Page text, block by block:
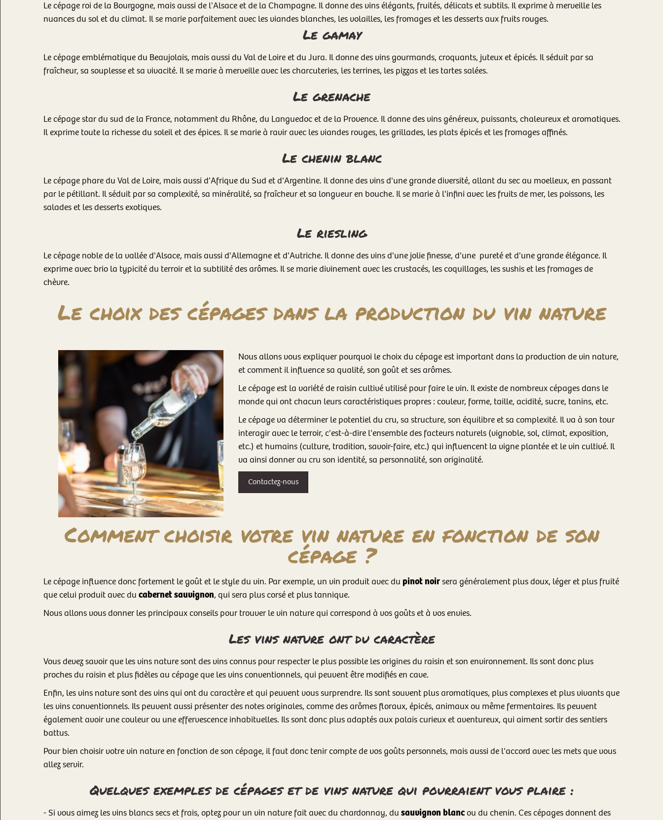
Le cépage roi de la Bourgogne, mais aussi de l'Alsace et de la Champagne. Il donne des vins élégants, fruités, délicats et subtils. Il exprime à merveille les
nuances du sol et du climat. Il se marie parfaitement avec les viandes blanches, les volailles, les fromages et les desserts aux fruits rouges.
Le gamay
Le cépage emblématique du Beaujolais, mais aussi du Val de Loire et du Jura. Il donne des vins gourmands, croquants, juteux et épicés. Il séduit par sa
fraîcheur, sa souplesse et sa vivacité. Il se marie à merveille avec les charcuteries, les terrines, les pizzas et les tartes salées.
Le grenache
Le cépage star du sud de la France, notamment du Rhône, du Languedoc et de la Provence. Il donne des vins généreux, puissants, chaleureux et aromatiques.
Il exprime toute la richesse du soleil et des épices. Il se marie à ravir avec les viandes rouges, les grillades, les plats épicés et les fromages affinés.
Le chenin blanc
Le cépage phare du Val de Loire, mais aussi d'Afrique du Sud et d'Argentine. Il donne des vins d'une grande diversité, allant du sec au moelleux, en passant
par le pétillant. Il séduit par sa complexité, sa minéralité, sa fraîcheur et sa longueur en bouche. Il se marie à l'infini avec les fruits de mer, les poissons, les
salades et les desserts exotiques.
Le riesling
Le cépage noble de la vallée d'Alsace, mais aussi d'Allemagne et d'Autriche. Il donne des vins d'une jolie finesse, d'une pureté et d'une grande élégance. Il
exprime avec brio la typicité du terroir et la subtilité des arômes. Il se marie divinement avec les crustacés, les coquillages, les sushis et les fromages de
chèvre.
Le choix des cépages dans la production du vin nature
Nous allons vous expliquer pourquoi le choix du cépage est important dans la production de vin nature,
et comment il influence sa qualité, son goût et ses arômes.
Le cépage est la variété de raisin cultivé utilisé pour faire le vin. Il existe de nombreux cépages dans le
monde qui ont chacun leurs caractéristiques propres : couleur, forme, taille, acidité, sucre, tanins, etc.
Le cépage va déterminer le potentiel du cru, sa structure, son équilibre et sa complexité. Il va à son tour
interagir avec le terroir, c'est-à-dire l'ensemble des facteurs naturels (vignoble, sol, climat, exposition,
etc.) et humains (culture, tradition, savoir-faire, etc.) qui influencent la vigne plantée et le vin cultivé. Il
va ainsi donner au cru son identité, sa personnalité, son originalité.
Contactez-nous
Comment choisir votre vin nature en fonction de son
cépage ?
Le cépage influence donc fortement le goût et le style du vin. Par exemple, un vin produit avec du pinot noirsera généralement plus doux, léger et plus fruité
que celui produit avec du cabernet sauvignon, qui sera plus corsé et plus tannique.
Nous allons vous donner les principaux conseils pour trouver le vin nature qui correspond à vos goûts et à vos envies.
Les vins nature ont du caractère
Vous devez savoir que les vins nature sont des vins connus pour respecter le plus possible les origines du raisin et son environnement. Ils sont donc plus
proches du raisin et plus fidèles au cépage que les vins conventionnels, qui peuvent être modifiés en cave.
Enfin, les vins nature sont des vins qui ont du caractère et qui peuvent vous surprendre. Ils sont souvent plus aromatiques, plus complexes et plus vivants que
les vins conventionnels. Ils peuvent aussi présenter des notes originales, comme des arômes floraux, épicés, animaux ou même fermentaires. Ils peuvent
également avoir une couleur ou une effervescence inhabituelles. Ils sont donc plus adaptés aux palais curieux et aventureux, qui aiment sortir des sentiers
battus.
Pour bien choisir votre vin nature en fonction de son cépage, il faut donc tenir compte de vos goûts personnels, mais aussi de l'accord avec les mets que vous
allez servir.
Quelques exemples de cépages et de vins nature qui pourraient vous plaire :
- Si vous aimez les vins blancs secs et frais, optez pour un vin nature fait avec du chardonnay, du sauvignon blancou du chenin. Ces cépages donnent des